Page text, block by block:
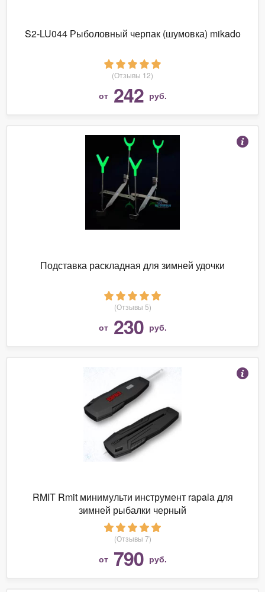
S2-LU044 Рыболовный черпак (шумовка) mikado
(Отзывы 12)
от 242 руб.
Подставка раскладная для зимней удочки
(Отзывы 5)
от 230 руб.
RMIT Rmit минимульти инструмент rapala для
зимней рыбалки черный
(Отзывы 7)
от 790 руб.